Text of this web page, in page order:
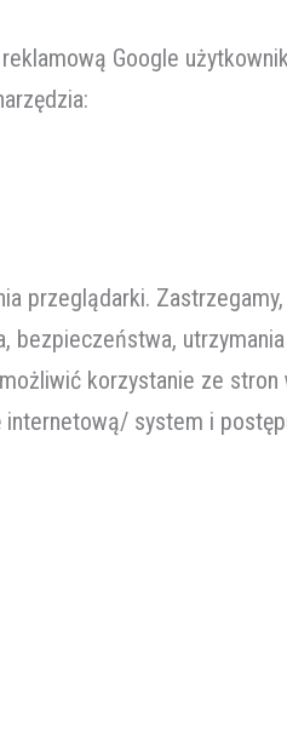
Google
przeglądarki.
bezpieczeństwa, utrzymania
korzystanie ze stron
system i